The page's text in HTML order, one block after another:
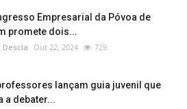
Empresarial da Póvoa de
promete dois...
Descla Out 22, 2024 729
lançam guia juvenil que
a debater...